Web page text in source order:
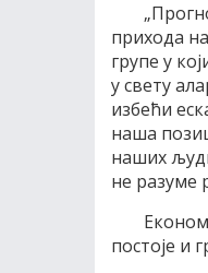
прихода
групе у
у свету
избећи
наша
наших
не разуме
постоје и